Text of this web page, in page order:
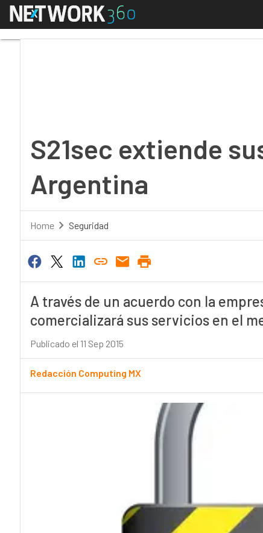
Menú
S21sec extiende
Argentina
Home Seguridad
A través de un acuerdo con la
comercializará sus servicios en el
Publicado el 11 Sep 2015
Redacción Computing MX